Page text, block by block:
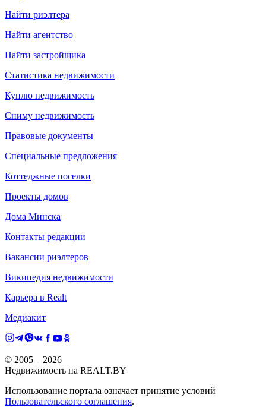
Найти риэлтера
Найти агентство
Найти застройщика
Статистика недвижимости
Куплю недвижимость
Сниму недвижимость
Правовые документы
Специальные предложения
Коттеджные поселки
Проекты домов
Дома Минска
Контакты редакции
Вакансии риэлтеров
Википедия недвижимости
Карьера в Realt
Медиакит
© 2005 – 2026
Недвижимость на REALT.BY
Использование портала означает принятие условий
Пользовательского соглашения.